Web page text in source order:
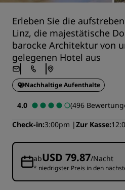
Erleben Sie die
Linz, die majestätische
barocke Architektur von
gelegenen Hotel aus
Nachhaltige Aufenthalte
4.0
(496
Check-in 3:00pm Zur Kasse
abUSD 79.87/Nacht
* niedrigster Preis in den